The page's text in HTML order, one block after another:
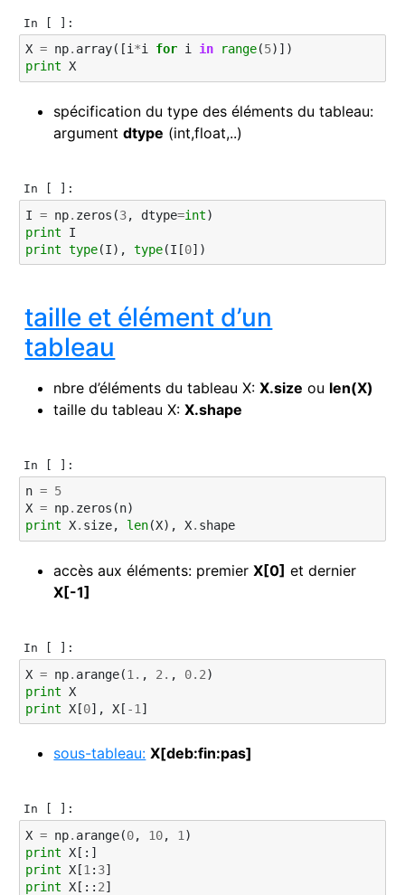
In [ ]:
X = np. array([i*i for i in range(5)])
print X
spécification du type des éléments du tableau:
argumentdtype (int,float,..)
In [ ]:
I = np. zeros (3, dtype=int)
print
I
print type(I), type(I [0])
taille et élément d’un
tableau
nbre d’éléments du tableau X:X.size ou len(X)
taille du tableau X:X.shape
In [ ]:
n = 5
X = np. zeros (n)
print X. size, len(X), X. shape
accès aux éléments: premierX[0] et dernier
X[-1]
In [ ]:
X = np. arange(1. , 2. , 0.2)
print X
print X [0], X [ -1 ]
sous-tableau: X[deb:fin:pas]
In [ ]:
X = np. arange(0, 10, 1 )
print X [:]
print X [1 : 3]
print X [:: 2]